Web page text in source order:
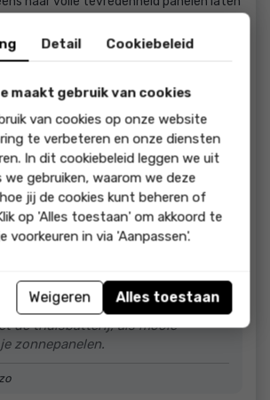
gezocht met Zonzo voor advies.
wij, werden gewezen op de
accu werden geplaatst door
de tuin bleek geen enkel probleem. Nu
een mager zonnetje en het eerste
begonnen. Dank voor het professionele
perfect uit!
Maar het belangrijkste: tevreden
waar wij ons werk voor doen! Heel
de thuisbatterij, als mooie
zonnepanelen.
Detail Cookiebeleid
maakt gebruik van cookies
van cookies op onze website
te verbeteren en onze diensten
In dit cookiebeleid leggen we uit
we gebruiken, waarom we deze
jij de cookies kunt beheren of
op 'Alles toestaan' om akkoord te
voorkeuren in via 'Aanpassen'.
Weigeren Alles toestaan